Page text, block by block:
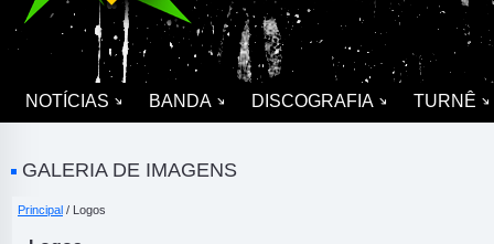
NOTÍCIAS BANDA DISCOGRAFIA TURNÊ
GALERIA DE IMAGENS
Principal / Logos